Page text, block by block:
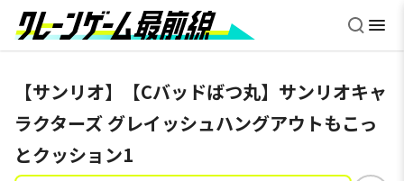
【サンリオ】【Cバッドばつ丸】サンリオキャ
ラクターズ グレイッシュハングアウトもこっ
とクッション1